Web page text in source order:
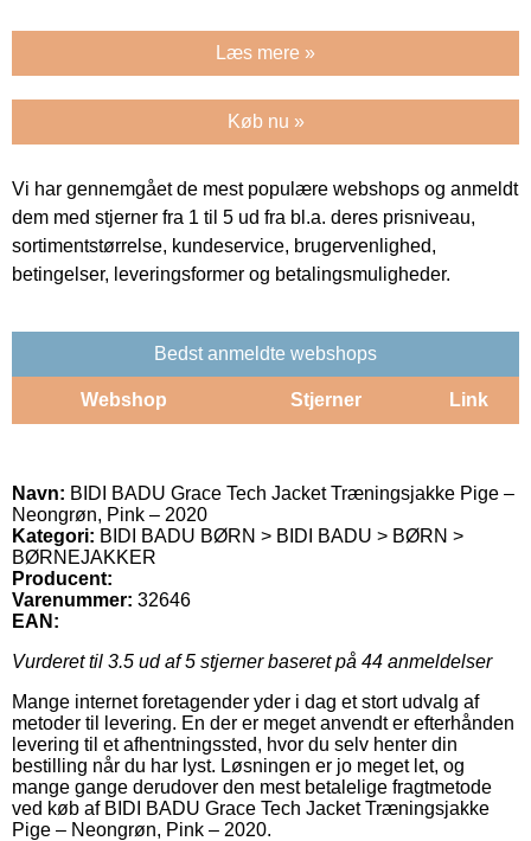
Læs mere »
Køb nu »
Vi har gennemgået de mest populære webshops og anmeldt
dem med stjerner fra 1 til 5 ud fra bl.a. deres prisniveau,
sortimentstørrelse, kundeservice, brugervenlighed,
betingelser, leveringsformer og betalingsmuligheder.
Bedst anmeldte webshops
Webshop Stjerner Link
Navn: BIDI BADU Grace Tech Jacket Træningsjakke Pige –
Neongrøn, Pink – 2020
Kategori: BIDI BADU BØRN > BIDI BADU > BØRN >
BØRNEJAKKER
Producent:
Varenummer: 32646
EAN:
Vurderet til 3.5 ud af 5 stjerner baseret på 44 anmeldelser
Mange internet foretagender yder i dag et stort udvalg af
metoder til levering. En der er meget anvendt er efterhånden
levering til et afhentningssted, hvor du selv henter din
bestilling når du har lyst. Løsningen er jo meget let, og
mange gange derudover den mest betalelige fragtmetode
ved køb af BIDI BADU Grace Tech Jacket Træningsjakke
Pige – Neongrøn, Pink – 2020.